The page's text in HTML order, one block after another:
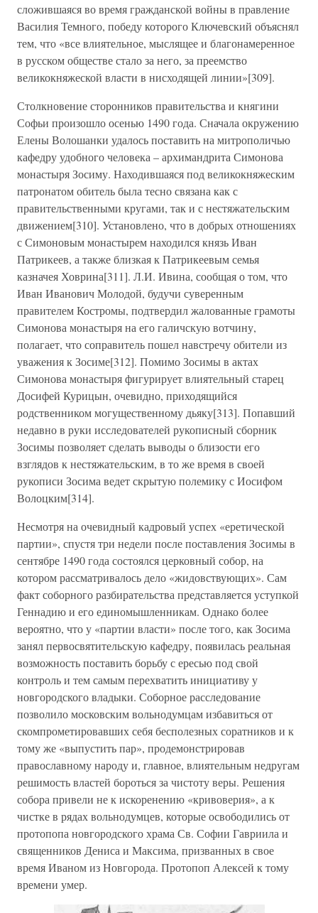
сложившаяся во время гражданской войны в правление
Василия Темного, победу которого Ключевский объяснял
тем, что «все влиятельное, мыслящее и благонамеренное
в русском обществе стало за него, за преемство
великокняжеской власти в нисходящей линии»[309].
Столкновение сторонников правительства и княгини
Софьи произошло осенью 1490 года. Сначала окружению
Елены Волошанки удалось поставить на митрополичью
кафедру удобного человека – архимандрита Симонова
монастыря Зосиму. Находившаяся под великокняжеским
патронатом обитель была тесно связана как с
правительственными кругами, так и с нестяжательским
движением[310]. Установлено, что в добрых отношениях
с Симоновым монастырем находился князь Иван
Патрикеев, а также близкая к Патрикеевым семья
казначея Ховрина[311]. Л.И. Ивина, сообщая о том, что
Иван Иванович Молодой, будучи суверенным
правителем Костромы, подтвердил жалованные грамоты
Симонова монастыря на его галичскую вотчину,
полагает, что соправитель пошел навстречу обители из
уважения к Зосиме[312]. Помимо Зосимы в актах
Симонова монастыря фигурирует влиятельный старец
Досифей Курицын, очевидно, приходящийся
родственником могущественному дьяку[313]. Попавший
недавно в руки исследователей рукописный сборник
Зосимы позволяет сделать выводы о близости его
взглядов к нестяжательским, в то же время в своей
рукописи Зосима ведет скрытую полемику с Иосифом
Волоцким[314].
Несмотря на очевидный кадровый успех «еретической
партии», спустя три недели после поставления Зосимы в
сентябре 1490 года состоялся церковный собор, на
котором рассматривалось дело «жидовствующих». Сам
факт соборного разбирательства представляется уступкой
Геннадию и его единомышленникам. Однако более
вероятно, что у «партии власти» после того, как Зосима
занял первосвятительскую кафедру, появилась реальная
возможность поставить борьбу с ересью под свой
контроль и тем самым перехватить инициативу у
новгородского владыки. Соборное расследование
позволило московским вольнодумцам избавиться от
скомпрометировавших себя бесполезных соратников и к
тому же «выпустить пар», продемонстрировав
православному народу и, главное, влиятельным недругам
решимость властей бороться за чистоту веры. Решения
собора привели не к искоренению «кривоверия», а к
чистке в рядах вольнодумцев, которые освободились от
протопопа новгородского храма Св. Софии Гавриила и
священников Дениса и Максима, призванных в свое
время Иваном из Новгорода. Протопоп Алексей к тому
времени умер.